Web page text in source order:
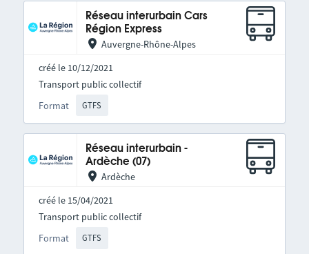
Réseau interurbain Cars
Région Express
Auvergne-Rhône-Alpes
créé le 10/12/2021
Format GTFS
Transport public collectif
Réseau interurbain -
Ardèche (07)
Ardèche
créé le 15/04/2021
Format GTFS
Transport public collectif